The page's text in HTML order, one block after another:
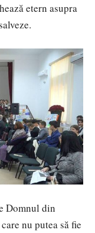
etern asupra
Domnul din
nu putea să fie